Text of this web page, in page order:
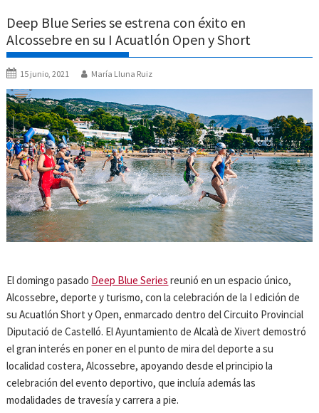
Deep Blue Series se estrena con éxito en
Alcossebre en su I Acuatlón Open y Short
15 junio, 2021 María Lluna Ruiz
El domingo pasado Deep Blue Series reunió en un espacio único,
Alcossebre, deporte y turismo, con la celebración de la I edición de
su Acuatlón Short y Open, enmarcado dentro del Circuito Provincial
Diputació de Castelló. El Ayuntamiento de Alcalà de Xivert demostró
el gran interés en poner en el punto de mira del deporte a su
localidad costera, Alcossebre, apoyando desde el principio la
celebración del evento deportivo, que incluía además las
modalidades de travesía y carrera a pie.